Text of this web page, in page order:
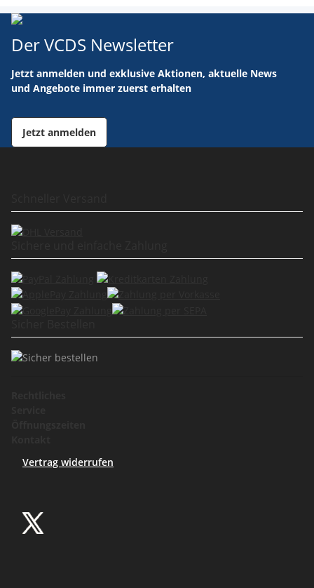
Der VCDS Newsletter
Jetzt anmelden und exklusive Aktionen, aktuelle News
und Angebote immer zuerst erhalten
Jetzt anmelden
Vertrag widerrufen